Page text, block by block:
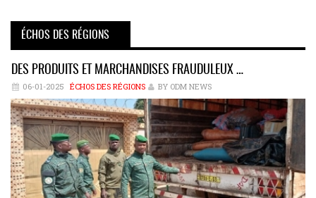
ÉCHOS DES RÉGIONS
DES PRODUITS ET MARCHANDISES FRAUDULEUX …
06-01-2025 ÉCHOS DES RÉGIONS BY ODM NEWS